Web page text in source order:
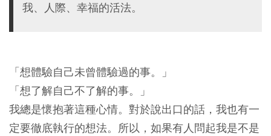
我、人際、幸福的活法。
「想體驗自己未曾體驗過的事。」
「想了解自己不了解的事。」
我總是懷抱著這種心情。對於說出口的話，我也有一
定要徹底執行的想法。所以，如果有人問起我是不是